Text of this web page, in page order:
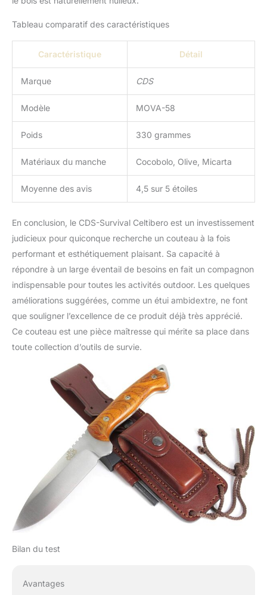
Tableau comparatif des caractéristiques
Caractéristique Détail
Marque CDS
Modèle MOVA-58
Poids 330 grammes
Matériaux du manche Cocobolo, Olive, Micarta
Moyenne des avis 4,5 sur 5 étoiles
En conclusion, le CDS-Survival Celtibero est un investissement
judicieux pour quiconque recherche un couteau à la fois
performant et esthétiquement plaisant. Sa capacité à
répondre à un large éventail de besoins en fait un compagnon
indispensable pour toutes les activités outdoor. Les quelques
améliorations suggérées, comme un étui ambidextre, ne font
que souligner l’excellence de ce produit déjà très apprécié.
Ce couteau est une pièce maîtresse qui mérite sa place dans
toute collection d’outils de survie.
Bilan du test
Avantages